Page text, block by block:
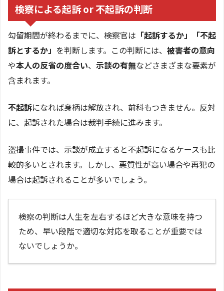
検察による起訴 or 不起訴の判断
勾留期間が終わるまでに、検察官は 「起訴するか」「不起
訴とするか」 を判断します。この判断には、 被害者の意向
や本人の反省の度合い、 示談の有無などさまざまな要素が
含まれます。
不起訴になれば身柄は解放され、前科もつきません。反対
に、起訴された場合は裁判手続に進みます。
盗撮事件では、示談が成立すると不起訴になるケースも比
較的多いとされます。しかし、悪質性が高い場合や再犯の
場合は起訴されることが多いでしょう。
検察の判断は人生を左右するほど大きな意味を持つ
ため、早い段階で適切な対応を取ることが重要では
ないでしょうか。